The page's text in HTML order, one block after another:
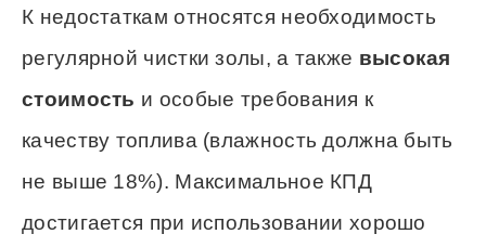
К недостаткам относятся необходимость
регулярной чистки золы, а также высокая
стоимость и особые требования к
качеству топлива (влажность должна быть
не выше 18%). Максимальное КПД
достигается при использовании хорошо